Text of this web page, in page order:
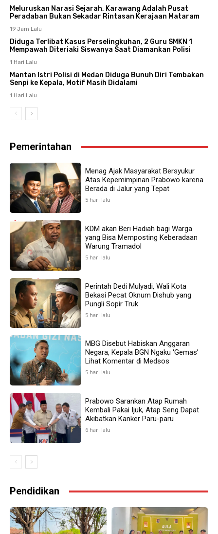
Meluruskan Narasi Sejarah, Karawang Adalah Pusat
Peradaban Bukan Sekadar Rintasan Kerajaan Mataram
19 Jam Lalu
Diduga Terlibat Kasus Perselingkuhan, 2 Guru SMKN 1
Mempawah Diteriaki Siswanya Saat Diamankan Polisi
1 Hari Lalu
Mantan Istri Polisi di Medan Diduga Bunuh Diri Tembakan
Senpi ke Kepala, Motif Masih Didalami
1 Hari Lalu
Pemerintahan
Menag Ajak Masyarakat Bersyukur
Atas Kepemimpinan Prabowo karena
Berada di Jalur yang Tepat
5 hari lalu
KDM akan Beri Hadiah bagi Warga
yang Bisa Memposting Keberadaan
Warung Tramadol
5 hari lalu
Perintah Dedi Mulyadi, Wali Kota
Bekasi Pecat Oknum Dishub yang
Pungli Sopir Truk
5 hari lalu
MBG Disebut Habiskan Anggaran
Negara, Kepala BGN Ngaku ‘Gemas’
Lihat Komentar di Medsos
5 hari lalu
Prabowo Sarankan Atap Rumah
Kembali Pakai Ijuk, Atap Seng Dapat
Akibatkan Kanker Paru-paru
6 hari lalu
Pendidikan